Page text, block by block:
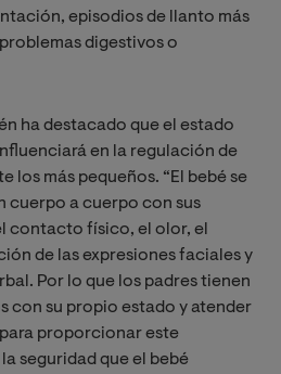
episodios de llanto más
digestivos o
ha destacado que el estado
en la regulación de
los más pequeños. “El bebé se
cuerpo a cuerpo con sus
contacto físico, el olor, el
de las expresiones faciales y
Por lo que los padres tienen
con su propio estado y atender
proporcionar este
seguridad que el bebé